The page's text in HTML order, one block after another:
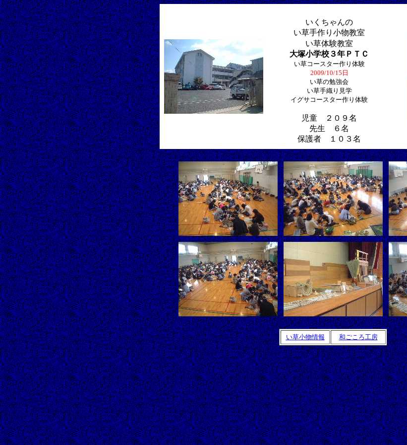
いくちゃんの
い草手作り小物教室
い草体験教室
大塚小学校３年ＰＴＣ
い草コースター作り体験
2009/10/15日
い草の勉強会
い草手織り見学
イグサコースター作り体験
児童 ２０９名
先生 ６名
保護者 １０３名
い草小物情報 和ごころ工房